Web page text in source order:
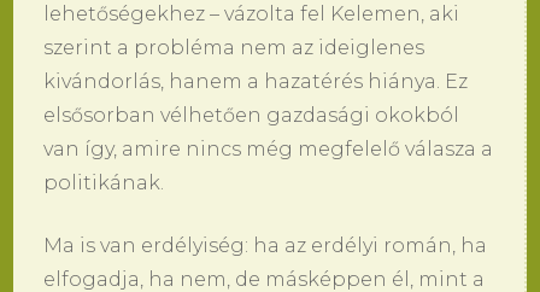
lehetőségekhez – vázolta fel Kelemen, aki
szerint a probléma nem az ideiglenes
kivándorlás, hanem a hazatérés hiánya. Ez
elsősorban vélhetően gazdasági okokból
van így, amire nincs még megfelelő válasza a
politikának.
Ma is van erdélyiség: ha az erdélyi román, ha
elfogadja, ha nem, de másképpen él, mint a